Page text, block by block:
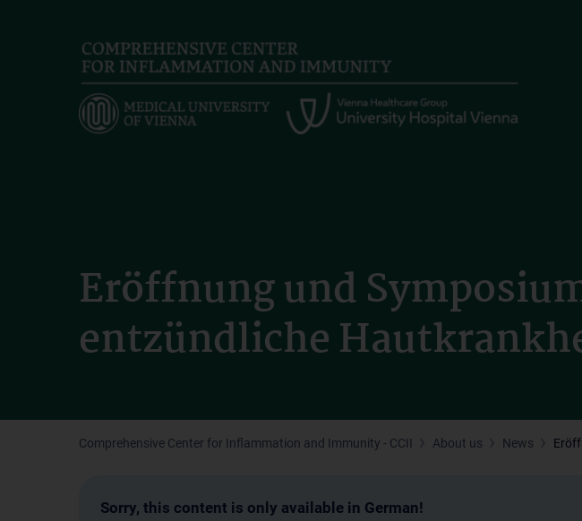
Eröffnung und
entzündliche
Comprehensive Center for Inflammation and Immunity - CCII About us News
Sorry, this content is only available in German!